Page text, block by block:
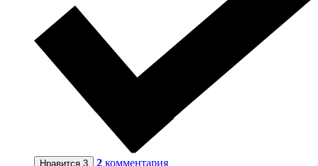
Нравится 3 2 комментария